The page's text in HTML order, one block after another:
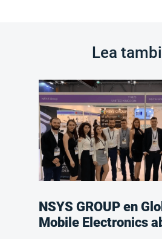
Lea
NSYS GROUP en
Mobile Electronics